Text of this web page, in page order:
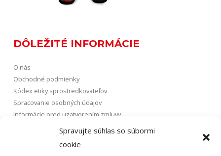
Spravujte súhlas so súbormi
cookie
DÔLEŽITÉ INFORMÁCIE
O nás
Obchodné podmienky
Kódex etiky sprostredkovateľov
Spracovanie osobných údajov
Informácie pred uzatvorením zmluvy